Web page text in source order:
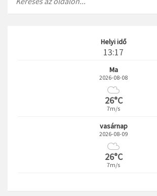
Helyi idő
13:17
Ma
2026-08-08
26°C
7m/s
vasárnap
2026-08-09
26°C
7m/s